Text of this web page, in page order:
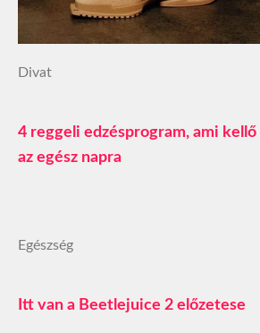
Divat
4 reggeli edzésprogram, ami
az egész napra
Egészség
Itt van a Beetlejuice 2 előzetese